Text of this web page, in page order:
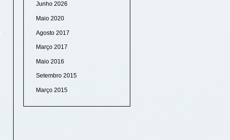
Junho 2026
Maio 2020
Agosto 2017
Março 2017
Maio 2016
Setembro 2015
Março 2015